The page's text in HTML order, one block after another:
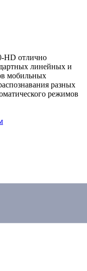
HD отлично
линейных и
мобильных
разных
режимов